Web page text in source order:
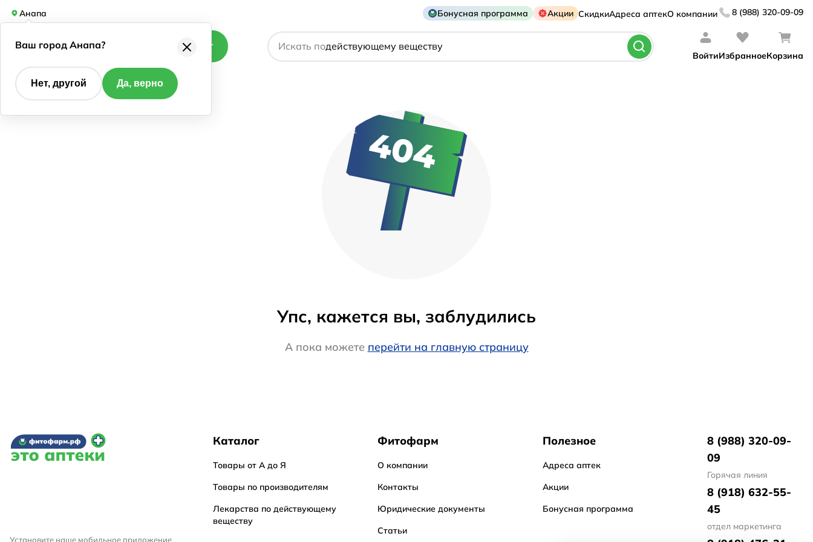
Анапа Бонусная программа Акции СкидкиАдреса аптекО компании 8 (988) 320-09-09
Каталог Искать по
названию препарата
действующему веществу
ВойтиИзбранноеКорзина
Упс, кажется вы, заблудились
А пока можете перейти на главную страницу
Установите наше мобильное приложение
Каталог
Товары от А до Я
Товары по производителям
Лекарства по действующему
веществу
Фитофарм
О компании
Контакты
Юридические документы
Статьи
Полезное
Адреса аптек
Акции
Бонусная программа
8 (988) 320-09-
09
Горячая линия
8 (918) 632-55-
45
отдел маркетинга
Ваш город Анапа?
Нет, другой Да, верно